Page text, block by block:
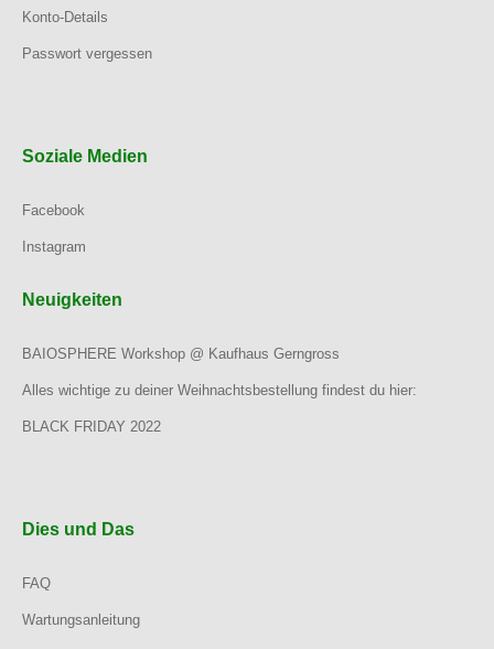
Konto-Details
Passwort vergessen
Soziale Medien
Facebook
Instagram
Neuigkeiten
BAIOSPHERE Workshop @ Kaufhaus Gerngross
Alles wichtige zu deiner Weihnachtsbestellung findest du hier:
BLACK FRIDAY 2022
Dies und Das
FAQ
Wartungsanleitung